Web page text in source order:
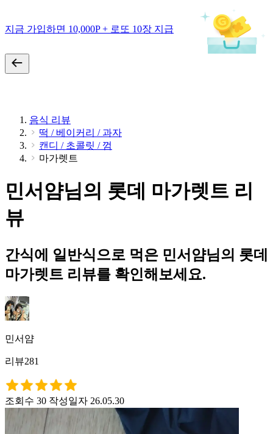
지금 가입하면 10,000P + 로또 10장 지급
음식 리뷰
떡 / 베이커리 / 과자
캔디 / 초콜릿 / 껌
마가렛트
민서얌님의 롯데 마가렛트 리
뷰
간식에 일반식으로 먹은 민서얌님의 롯데
마가렛트 리뷰를 확인해보세요.
민서얌
리뷰281
조회수 30 작성일자 26.05.30